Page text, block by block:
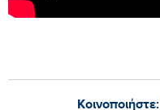
Κοινοποιήστε: